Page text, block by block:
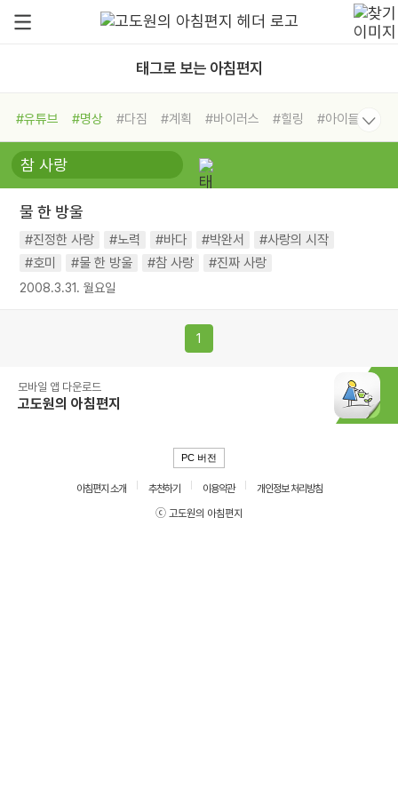
태그로 보는 아침편지
#유튜브 #명상 #다짐 #계획 #바이러스 #힐링
#아이들
#비전캠프
#독서캠프 #삶
#희망
#나눔 #친구 #링컨학교
#독서
#건강
물 한 방울
#진정한 사랑 #노력 #바다 #박완서
#사랑의 시작
#호미
#물 한 방울 #참 사랑 #진짜 사랑
2008.3.31. 월요일
1
모바일 앱 다운로드
고도원의 아침편지
PC 버전
아침편지 소개 추천하기 이용약관
개인정보 처리방침
ⓒ 고도원의 아침편지